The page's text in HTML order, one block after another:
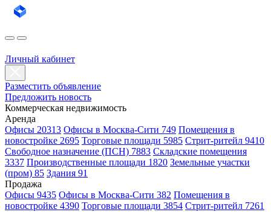
Личный кабинет
Разместить объявление
Предложить новость
Коммерческая недвижимость
Аренда
Офисы 20313 Офисы в Москва-Сити 749 Помещения в
новостройке 2695 Торговые площади 5985 Стрит-ритейл 9410
Свободное назначение (ПСН) 7883 Складские помещения
3337 Производственные площади 1820 Земельные участки
(пром) 85 Здания 91
Продажа
Офисы 9435 Офисы в Москва-Сити 382 Помещения в
новостройке 4390 Торговые площади 3854 Стрит-ритейл 7261